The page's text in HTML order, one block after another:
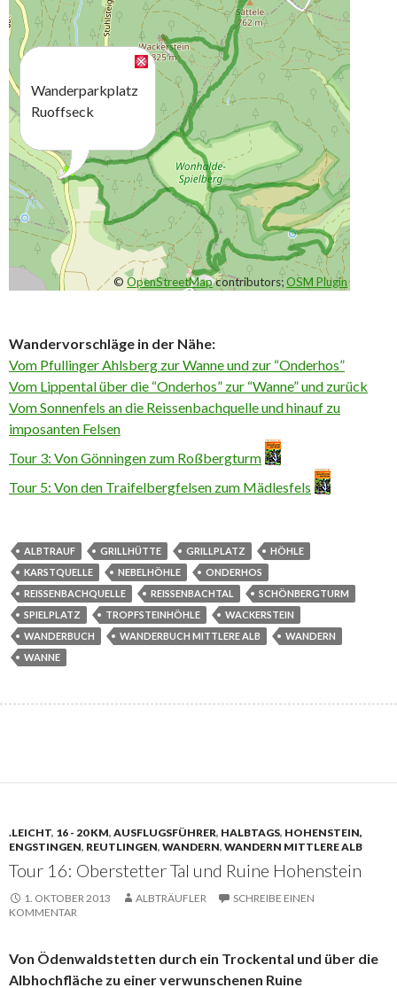
Wanderparkplatz
Ruoffseck
©OpenStreetMapcontributors;OSM Plugin
Wandervorschläge in der Nähe:
Vom Pfullinger Ahlsberg zur Wanne und zur “Onderhos”
Vom Lippental über die “Onderhos” zur “Wanne” und zurück
Vom Sonnenfels an die Reissenbachquelle und hinauf zu
imposanten Felsen
Tour 3: Von Gönningen zum Roßbergturm
Tour 5: Von den Traifelbergfelsen zum Mädlesfels
ALBTRAUF GRILLHÜTTE GRILLPLATZ
HÖHLE
KARSTQUELLE
NEBELHÖHLE
ONDERHOS
REISSENBACHQUELLE
REISSENBACHTAL
SCHÖNBERGTURM
SPIELPLATZ
TROPFSTEINHÖHLE
WACKERSTEIN
WANDERBUCH
WANDERBUCH MITTLERE ALB
WANDERN
WANNE
.LEICHT, 16 - 20 KM, AUSFLUGSFÜHRER, HALBTAGS, HOHENSTEIN,
ENGSTINGEN, REUTLINGEN, WANDERN, WANDERN MITTLERE ALB
Tour 16: Oberstetter Tal und Ruine Hohenstein
1. OKTOBER 2013 ALBTRÄUFLER
SCHREIBE EINEN
KOMMENTAR
Von Ödenwaldstetten durch ein Trockental und über die
Albhochfläche zu einer verwunschenen Ruine